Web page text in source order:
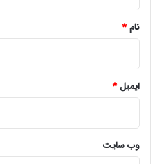
نام*
ایمیل*
وب‌ سایت